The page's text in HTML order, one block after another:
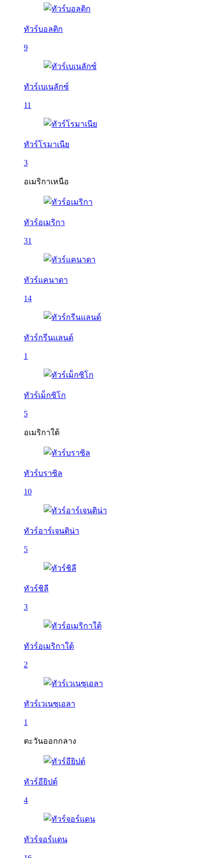
ทัวร์บอลติก
9
ทัวร์เบเนลักซ์
11
ทัวร์โรมาเนีย
3
อเมริกาเหนือ
ทัวร์อเมริกา
31
ทัวร์แคนาดา
14
ทัวร์กรีนแลนด์
1
ทัวร์เม็กซิโก
5
อเมริกาใต้
ทัวร์บราซิล
10
ทัวร์อาร์เจนติน่า
5
ทัวร์ชิลี
3
ทัวร์อเมริกาใต้
2
ทัวร์เวเนซุเอลา
1
ตะวันออกกลาง
ทัวร์อียิปต์
4
ทัวร์จอร์แดน